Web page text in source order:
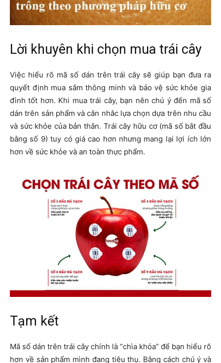
Lời khuyên khi chọn mua trái cây
Việc hiểu rõ mã số dán trên trái cây sẽ giúp bạn đưa ra
quyết định mua sắm thông minh và bảo vệ sức khỏe gia
đình tốt hơn. Khi mua trái cây, bạn nên chú ý đến mã số
dán trên sản phẩm và cân nhắc lựa chọn dựa trên nhu cầu
và sức khỏe của bản thân. Trái cây hữu cơ (mã số bắt đầu
bằng số 9) tuy có giá cao hơn nhưng mang lại lợi ích lớn
hơn về sức khỏe và an toàn thực phẩm.
Tạm kết
Mã số dán trên trái cây chính là “chìa khóa” để bạn hiểu rõ
hơn về sản phẩm mình đang tiêu thụ. Bằng cách chú ý và